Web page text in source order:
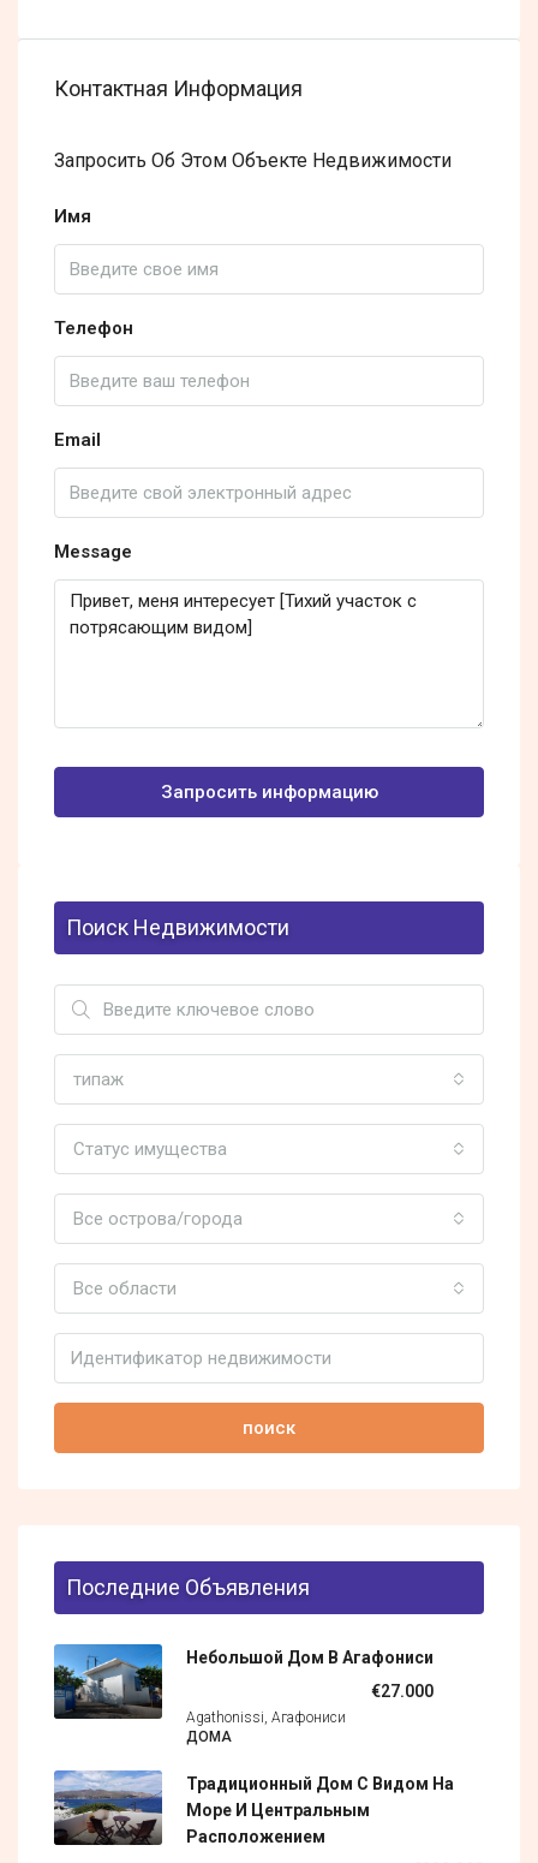
Контактная Информация
Запросить Об Этом Объекте Недвижимости
Имя
Телефон
Email
Message
Запросить информацию
Поиск Недвижимости
типаж
Статус имущества
Все острова/города
Все области
поиск
Последние Объявления
Небольшой Дом В Агафониси
€27.000
Agathonissi, Агафониси
ДОМА
Традиционный Дом С Видом На
Море И Центральным
Расположением